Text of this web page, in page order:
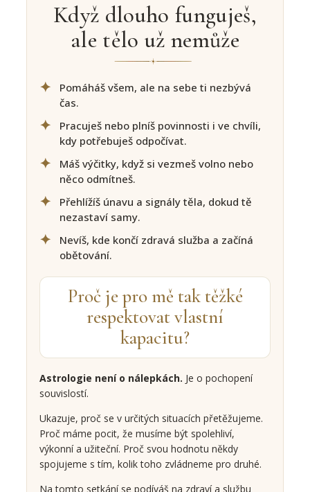
Když dlouho funguješ,
ale tělo už nemůže
Pomáháš všem, ale na sebe ti nezbývá
čas.
Pracuješ nebo plníš povinnosti i ve chvíli,
kdy potřebuješ odpočívat.
Máš výčitky, když si vezmeš volno nebo
něco odmítneš.
Přehlížíš únavu a signály těla, dokud tě
nezastaví samy.
Nevíš, kde končí zdravá služba a začíná
obětování.
Proč je pro mě tak těžké
respektovat vlastní
kapacitu?
Astrologie není o nálepkách. Je o pochopení
souvislostí.
Ukazuje, proč se v určitých situacích přetěžujeme.
Proč máme pocit, že musíme být spolehliví,
výkonní a užiteční. Proč svou hodnotu někdy
spojujeme s tím, kolik toho zvládneme pro druhé.
Na tomto setkání se podíváš na zdraví a službu